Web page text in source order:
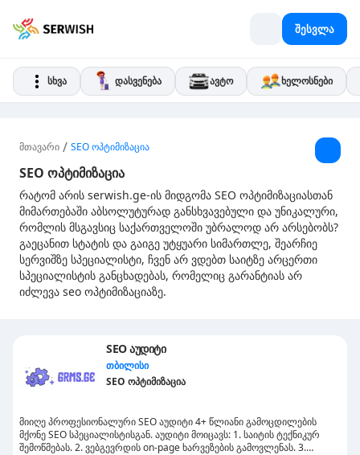
შესვლა
სხვა დასვენება ავტო ხელოსნები
მთავარი / SEO ოპტიმიზაცია
SEO ოპტიმიზაცია
რატომ არის serwish.ge-ის მიდგომა SEO ოპტიმიზაციასთან
მიმართებაში აბსოლუტურად განსხვავებული და უნიკალური,
რომლის მსგავსიც საქართველოში უბრალოდ არ არსებობს?
გაეცანით სტატის და გაიგე უტყუარი სიმართლე, შეარჩიე
სერვიშზე სპეციალისტი, ჩვენ არ ვდებთ საიტზე არცერთი
სპეციალისტის განცხადებას, რომელიც გარანტიას არ
იძლევა seo ოპტიმიზაციაზე.
SEO აუდიტი
თბილისი
SEO ოპტიმიზაცია
მიიღე პროფესიონალური SEO აუდიტი 4+ წლიანი გამოცდილების
მქონე SEO სპეციალისტისგან. აუდიტი მოიცავს: 1. საიტის ტექნიკურ
შემოწმებას. 2. ვებგევრდის on-page ხარვეზების გამოვლენას. 3.